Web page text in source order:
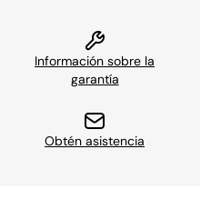
Información sobre la
garantía
Obtén asistencia